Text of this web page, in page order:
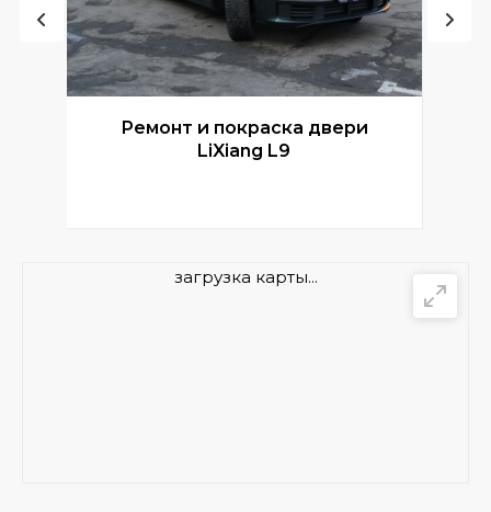
Ремонт и покраска двери
LiXiang L9
загрузка карты...